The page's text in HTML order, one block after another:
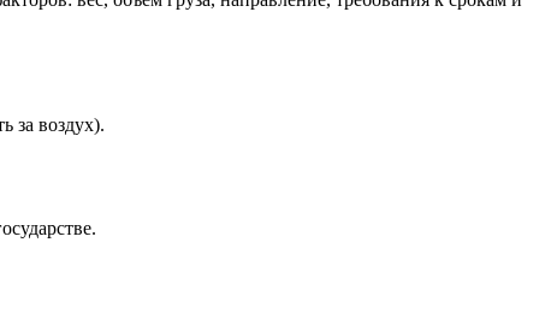
за воздух).